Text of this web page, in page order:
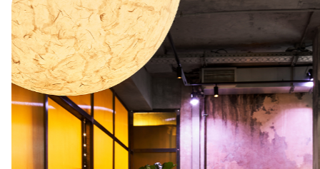
специальные сезонные меню.